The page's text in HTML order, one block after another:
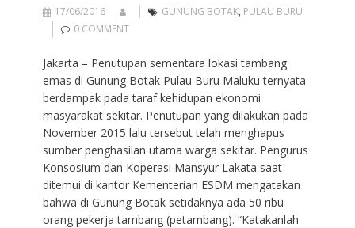
17/06/2016 GUNUNG BOTAK, PULAU BURU
0 COMMENT
Jakarta – Penutupan sementara lokasi tambang
emas di Gunung Botak Pulau Buru Maluku ternyata
berdampak pada taraf kehidupan ekonomi
masyarakat sekitar. Penutupan yang dilakukan pada
November 2015 lalu tersebut telah menghapus
sumber penghasilan utama warga sekitar. Pengurus
Konsosium dan Koperasi Mansyur Lakata saat
ditemui di kantor Kementerian ESDM mengatakan
bahwa di Gunung Botak setidaknya ada 50 ribu
orang pekerja tambang (petambang). “Katakanlah